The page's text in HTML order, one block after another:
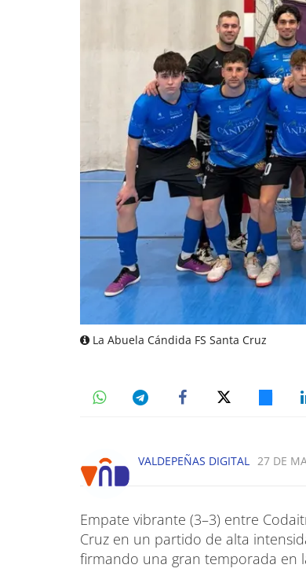
La Abuela Cándida FS Santa Cruz
VALDEPEÑAS DIGITAL 27 DE
Empate vibrante (3–3) entre
Cruz en un partido de alta
firmando una gran temporada en